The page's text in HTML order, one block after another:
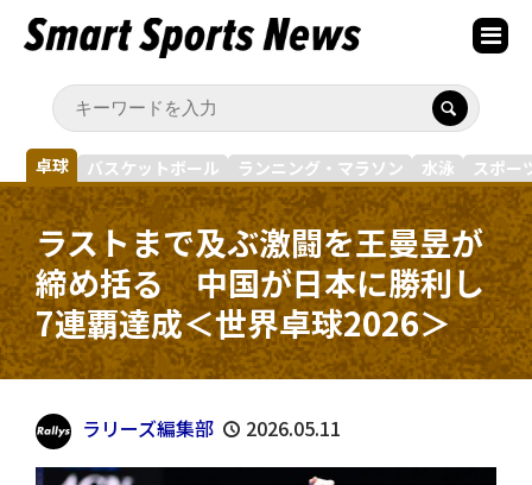
卓球 バスケットボール ランニング・マラソン 水泳 スポー
ラストまで及ぶ激闘を王曼昱が
締め括る 中国が日本に勝利し
7連覇達成＜世界卓球2026＞
ラリーズ編集部 2026.05.11